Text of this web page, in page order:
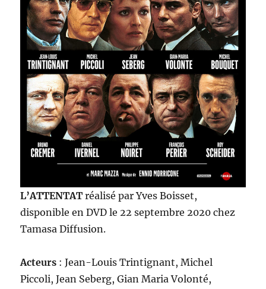
L’ATTENTAT réalisé par Yves Boisset,
disponible en DVD le 22 septembre 2020 chez
Tamasa Diffusion.
Acteurs : Jean-Louis Trintignant, Michel
Piccoli, Jean Seberg, Gian Maria Volonté,